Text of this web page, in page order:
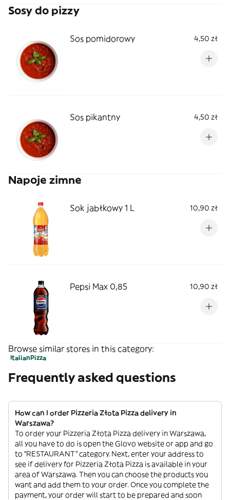
Sosy do pizzy
Sos pomidorowy 4,50 zł
Sos pikantny 4,50 zł
Napoje zimne
Sok jabłkowy 1 L 10,90 zł
Pepsi Max 0,85 10,90 zł
Browse similar stores in this category:
ItalianPizza
Frequently asked questions
How can I order Pizzeria Złota Pizza delivery in
Warszawa?
To order your Pizzeria Złota Pizza delivery in Warszawa,
all you have to do is open the Glovo website or app and go
to “RESTAURANT” category. Next, enter your address to
see if delivery for Pizzeria Złota Pizza is available in your
area of Warszawa. Then you can choose the products you
want and add them to your order. Once you complete the
payment, your order will start to be prepared and soon